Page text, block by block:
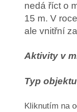
nedá říct o
15 m. V
ale vnitřní
Aktivity v
Typ
Kliknutím na